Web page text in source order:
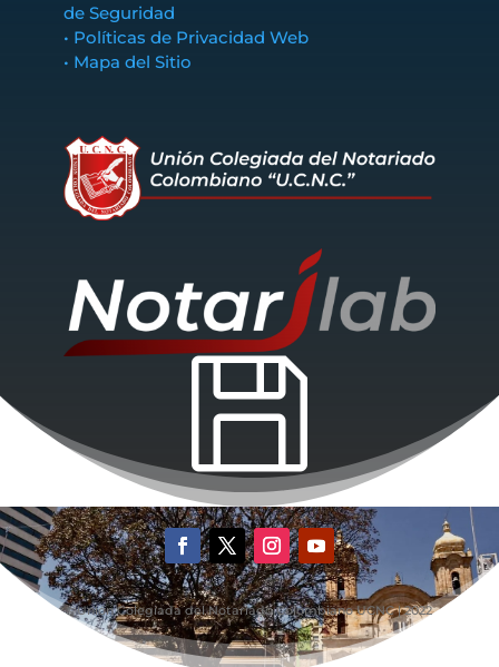
de Seguridad
• Políticas de Privacidad Web
• Mapa del Sitio

©Unión Colegiada del Notariado Colombiano UCNC | 2022